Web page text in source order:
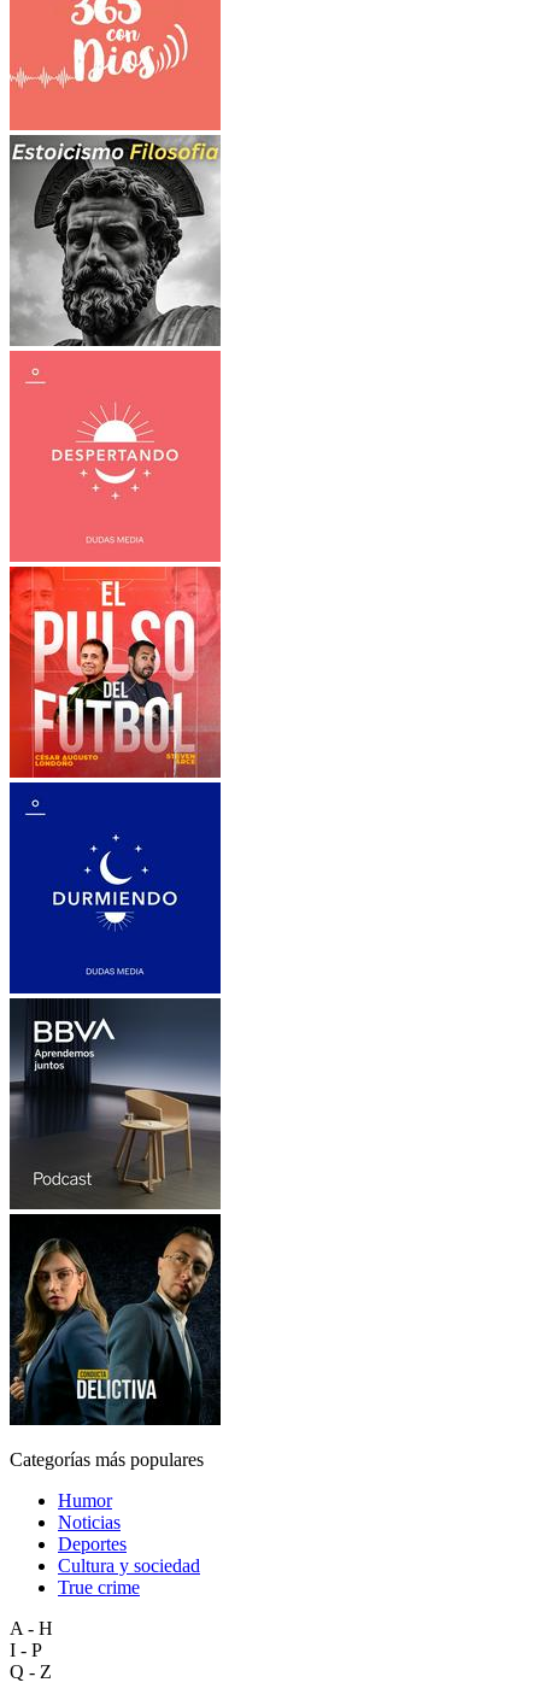
Categorías más populares
Humor
Noticias
Deportes
Cultura y sociedad
True crime
A - H
I - P
Q - Z